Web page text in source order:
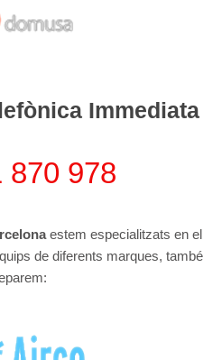
Immediata
870 978
estem especialitzats en el
de diferents marques, també